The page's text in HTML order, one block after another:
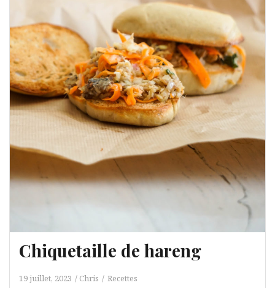
Chiquetaille de hareng
19 juillet, 2023 Chris Recettes